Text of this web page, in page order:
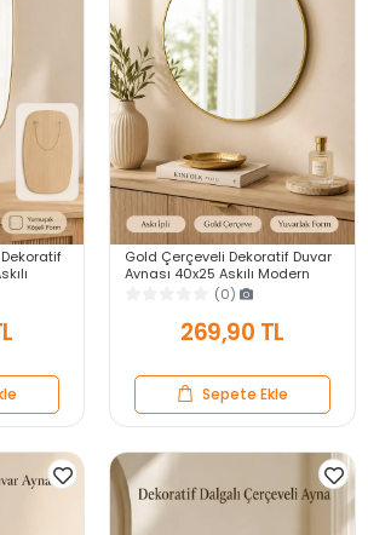
Gold Çerçeveli Dekoratif Duvar
Aynası 40x25 Askılı Modern
Salon Antre Banyo Yatak Odası
(0)
269,90 TL
Sepete Ekle